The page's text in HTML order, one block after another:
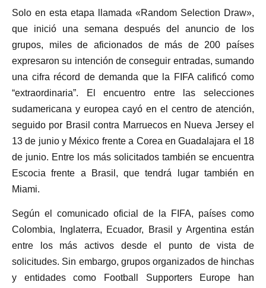
Solo en esta etapa llamada «Random Selection Draw»,
que inició una semana después del anuncio de los
grupos, miles de aficionados de más de 200 países
expresaron su intención de conseguir entradas, sumando
una cifra récord de demanda que la FIFA calificó como
“extraordinaria”. El encuentro entre las selecciones
sudamericana y europea cayó en el centro de atención,
seguido por Brasil contra Marruecos en Nueva Jersey el
13 de junio y México frente a Corea en Guadalajara el 18
de junio. Entre los más solicitados también se encuentra
Escocia frente a Brasil, que tendrá lugar también en
Miami.
Según el comunicado oficial de la FIFA, países como
Colombia, Inglaterra, Ecuador, Brasil y Argentina están
entre los más activos desde el punto de vista de
solicitudes. Sin embargo, grupos organizados de hinchas
y entidades como Football Supporters Europe han